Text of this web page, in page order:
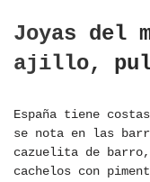
Joyas del
ajillo,
España tiene
se nota en las
cazuelita de
cachelos con